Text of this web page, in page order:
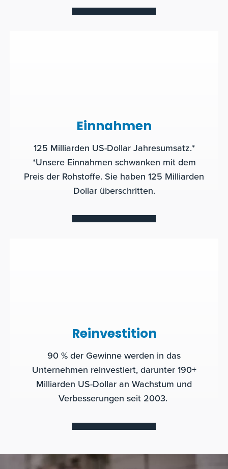
Einnahmen
125 Milliarden US-Dollar Jahresumsatz.*
*Unsere Einnahmen schwanken mit dem
Preis der Rohstoffe. Sie haben 125 Milliarden
Dollar überschritten.
Reinvestition
90 % der Gewinne werden in das
Unternehmen reinvestiert, darunter 190+
Milliarden US-Dollar an Wachstum und
Verbesserungen seit 2003.